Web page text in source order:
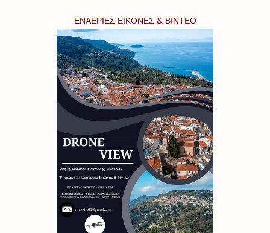
ΕΝΑΕΡΙΕΣ ΕΙΚΟΝΕΣ & ΒΙΝΤΕΟ